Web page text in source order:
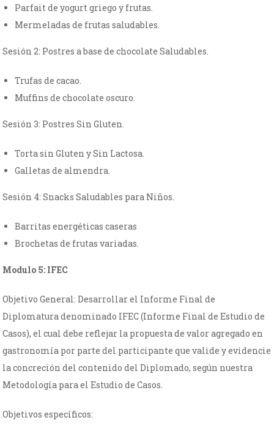
Parfait de yogurt griego y frutas.
Mermeladas de frutas saludables.
Sesión 2: Postres a base de chocolate Saludables.
Trufas de cacao.
Muffins de chocolate oscuro.
Sesión 3: Postres Sin Gluten.
Torta sin Gluten y Sin Lactosa.
Galletas de almendra.
Sesión 4: Snacks Saludables para Niños.
Barritas energéticas caseras
Brochetas de frutas variadas.
Modulo 5: IFEC
Objetivo General: Desarrollar el Informe Final de
Diplomatura denominado IFEC (Informe Final de Estudio de
Casos), el cual debe reflejar la propuesta de valor agregado en
gastronomía por parte del participante que valide y evidencie
la concreción del contenido del Diplomado, según nuestra
Metodología para el Estudio de Casos.
Objetivos específicos: